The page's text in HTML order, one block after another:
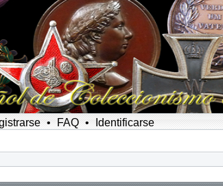
• FAQ • Identificarse